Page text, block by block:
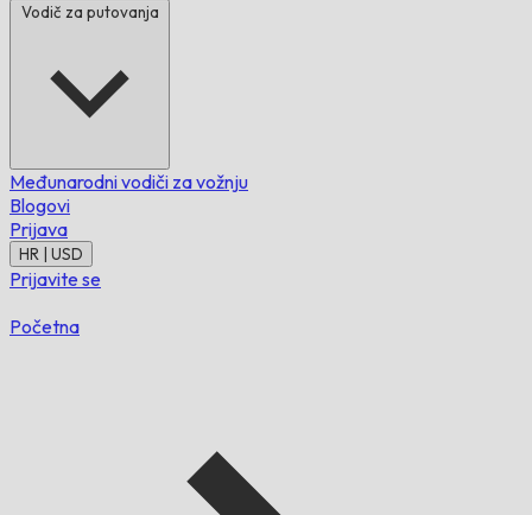
Vodič za putovanja
Međunarodni vodiči za vožnju
Blogovi
Prijava
HR | USD
Prijavite se
Početna